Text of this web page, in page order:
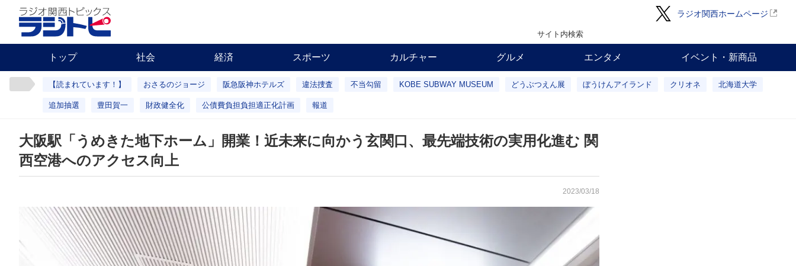
ラジオ関西ホームページ
サイト内検索
トップ 社会 経済 スポーツ カルチャー グルメ エンタメ イベント・新商品
【読まれています！】 おさるのジョージ 阪急阪神ホテルズ 違法捜査 不当勾留 KOBE SUBWAY MUSEUM どうぶつえん展 ぼうけんアイランド クリオネ 北海道大学
追加抽選 豊田賀一 財政健全化 公債費負担負担適正化計画 報道
大阪駅「うめきた地下ホーム」開業！近未来に向かう玄関口、最先端技術の実用化進む 関
西空港へのアクセス向上
2023/03/18